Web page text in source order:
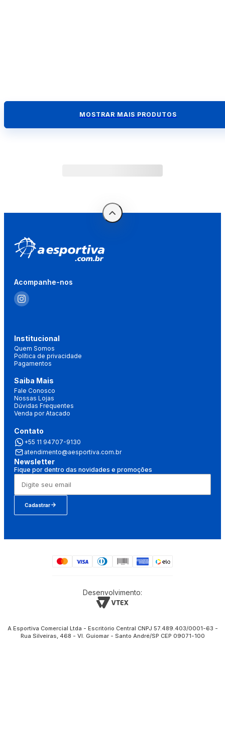
MOSTRAR MAIS PRODUTOS
Acompanhe-nos
Institucional
Quem Somos
Política de privacidade
Pagamentos
Saiba Mais
Fale Conosco
Nossas Lojas
Dúvidas Frequentes
Venda por Atacado
Contato
+55 11 94707-9130
atendimento@aesportiva.com.br
Newsletter
Fique por dentro das novidades e promoções
Cadastrar
Desenvolvimento:
A Esportiva Comercial Ltda - Escritório Central CNPJ 57.489.403/0001-63 -
Rua Silveiras, 468 - Vl. Guiomar - Santo André/SP CEP 09071-100